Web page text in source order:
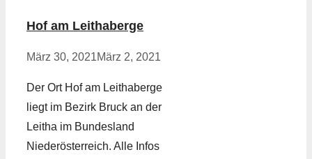
Hof am Leithaberge
März 30, 2021März 2, 2021
Der Ort Hof am Leithaberge
liegt im Bezirk Bruck an der
Leitha im Bundesland
Niederösterreich. Alle Infos